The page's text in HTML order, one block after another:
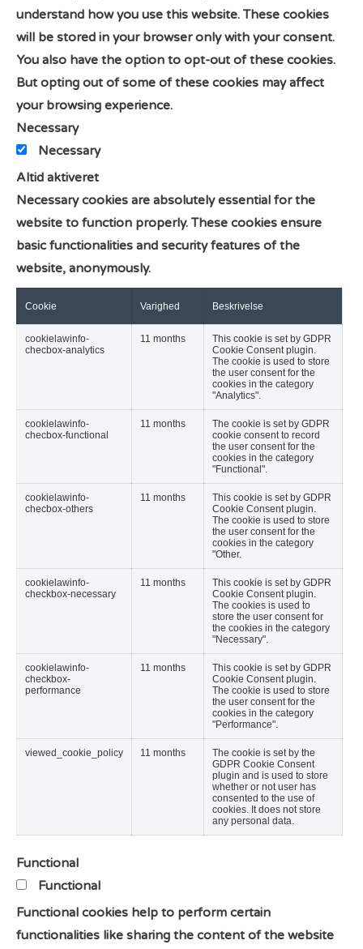
understand how you use this website. These cookies
will be stored in your browser only with your consent.
You also have the option to opt-out of these cookies.
But opting out of some of these cookies may affect
your browsing experience.
Necessary
Necessary
Altid aktiveret
Necessary cookies are absolutely essential for the
website to function properly. These cookies ensure
basic functionalities and security features of the
website, anonymously.
Cookie Varighed Beskrivelse
cookielawinfo-
checbox-analytics
11 months
This cookie is set by GDPR
Cookie Consent plugin.
The cookie is used to store
the user consent for the
cookies in the category
"Analytics".
cookielawinfo-
checbox-functional
11 months
The cookie is set by GDPR
cookie consent to record
the user consent for the
cookies in the category
"Functional".
cookielawinfo-
checbox-others
11 months
This cookie is set by GDPR
Cookie Consent plugin.
The cookie is used to store
the user consent for the
cookies in the category
"Other.
cookielawinfo-
checkbox-necessary
11 months
This cookie is set by GDPR
Cookie Consent plugin.
The cookies is used to
store the user consent for
the cookies in the category
"Necessary".
cookielawinfo-
checkbox-
performance
11 months
This cookie is set by GDPR
Cookie Consent plugin.
The cookie is used to store
the user consent for the
cookies in the category
"Performance".
viewed_cookie_policy 11 months
The cookie is set by the
GDPR Cookie Consent
plugin and is used to store
whether or not user has
consented to the use of
cookies. It does not store
any personal data.
Functional
Functional
Functional cookies help to perform certain
functionalities like sharing the content of the website